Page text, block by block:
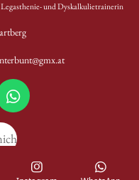
und Dyskalkulietrainerin
W
h
a
t